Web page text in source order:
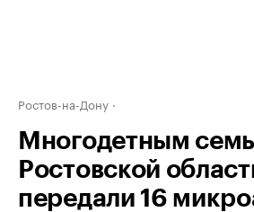
Ростов-на-Дону
Многодетным
Ростовской
передали 16